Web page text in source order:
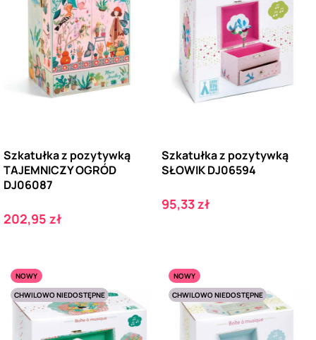
Szkatułka z pozytywką
TAJEMNICZY OGRÓD
DJ06087
Cena
202,95 zł
Szkatułka z pozytywką
SŁOWIK DJ06594
Cena
95,33 zł
NOWY
CHWILOWO NIEDOSTĘPNE
NOWY
CHWILOWO NIEDOSTĘPNE